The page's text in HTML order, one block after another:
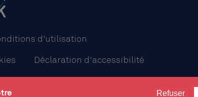
d'utilisation
Déclaration d'accessibilité
Refuser